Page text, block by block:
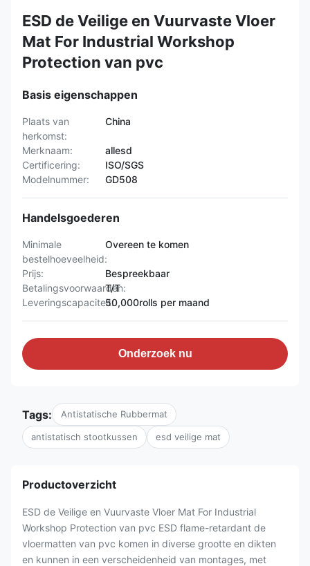
ESD de Veilige en Vuurvaste Vloer
Mat For Industrial Workshop
Protection van pvc
Basis eigenschappen
Plaats van
herkomst:
China
Merknaam:
allesd
Certificering:
ISO/SGS
Modelnummer:
GD508
Handelsgoederen
Minimale
bestelhoeveelheid:
Overeen te komen
Prijs:
Bespreekbaar
Betalingsvoorwaarden:
T/T
Leveringscapaciteit:50,000rolls per maand
Onderzoek nu
Tags: Antistatische Rubbermat
antistatisch stootkussen esd veilige mat
Productoverzicht
ESD de Veilige en Vuurvaste Vloer Mat For Industrial
Workshop Protection van pvc ESD flame-retardant de
vloermatten van pvc komen in diverse grootte en dikten
en kunnen in een verscheidenheid van montages, met